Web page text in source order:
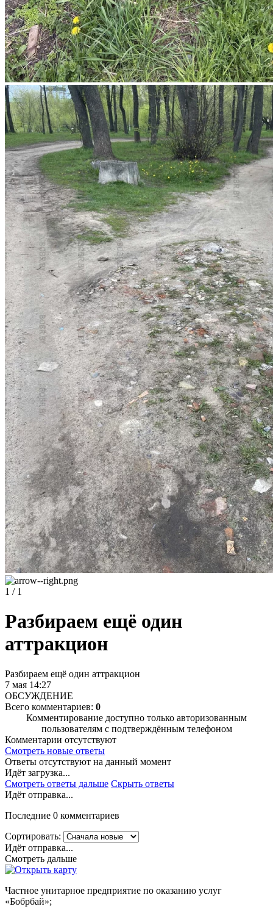
1 / 1
Разбираем ещё один
аттракцион
Разбираем ещё один аттракцион
7 мая 14:27
ОБСУЖДЕНИЕ
Всего комментариев: 0
Комментирование доступно только авторизованным
пользователям с подтверждённым телефоном
Комментарии отсутствуют
Смотреть новые ответы
Ответы отсутствуют на данный момент
Идёт загрузка...
Смотреть ответы дальше Скрыть ответы
Идёт отправка...
Последние 0 комментариев
Сортировать:
Идёт отправка...
Смотреть дальше
Частное унитарное предприятие по оказанию услуг
«Бобрбай»;